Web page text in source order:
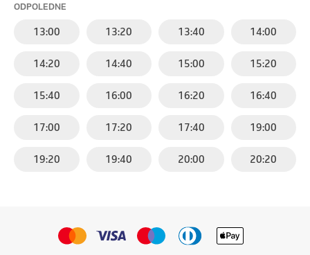
ODPOLEDNE
13:00 13:20 13:40 14:00
14:20 14:40 15:00 15:20
15:40 16:00 16:20 16:40
17:00 17:20 17:40 19:00
19:20 19:40 20:00 20:20